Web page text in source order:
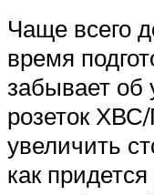
Чаще всего
время
забывает об
розеток
увеличить
как